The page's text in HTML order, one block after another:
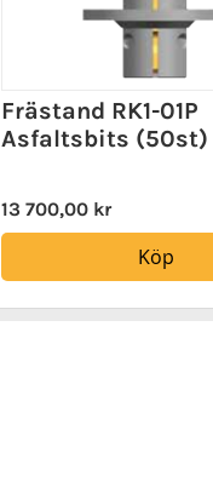
Frästand RK1-01P
Asfaltsbits (50st)
13 700,00 kr
Köp